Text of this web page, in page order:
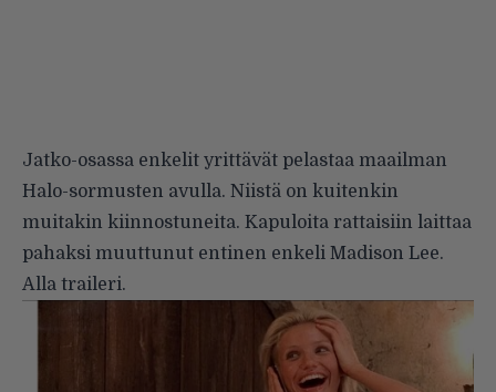
Jatko-osassa enkelit yrittävät pelastaa maailman
Halo-sormusten avulla. Niistä on kuitenkin
muitakin kiinnostuneita. Kapuloita rattaisiin laittaa
pahaksi muuttunut entinen enkeli Madison Lee.
Alla traileri.